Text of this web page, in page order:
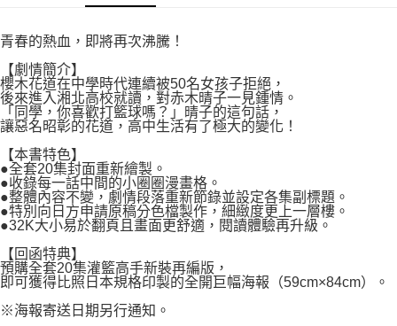
時審查核予不同之上限額度；若仍有額度不足之情形，本公司將視審查結果
請求用戶進行身份認證。
５．嚴禁一人註冊多個帳號或使用他人資訊註冊。若發現惡意使用之情形，
恩沛科技股份有限公司將有權停止該用戶之使用額度並採取法律行動。
國家/地區配送
青春的熱血，即將再次沸騰！
【劇情簡介】
櫻木花道在中學時代連續被50名女孩子拒絕，
後來進入湘北高校就讀，對赤木晴子一見鍾情。
「同學，你喜歡打籃球嗎？」晴子的這句話，
讓惡名昭彰的花道，高中生活有了極大的變化！
【本書特色】
●全套20集封面重新繪製。
●收錄每一話中間的小圈圈漫畫格。
●整體內容不變，劇情段落重新節錄並設定各集副標題。
●特別向日方申請原稿分色檔製作，細緻度更上一層樓。
●32K大小易於翻頁且畫面更舒適，閱讀體驗再升級。
【回函特典】
預購全套20集灌籃高手新裝再編版，
即可獲得比照日本規格印製的全開巨幅海報（59cm×84cm）。
※海報寄送日期另行通知。